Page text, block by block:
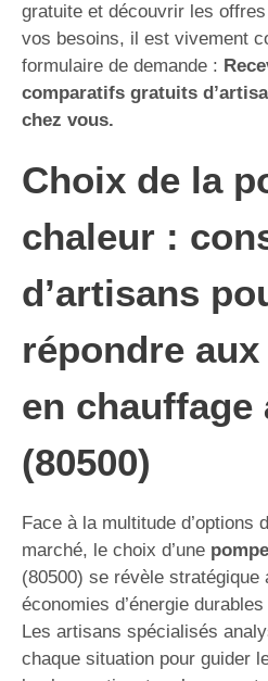
gratuite et découvrir les
vos besoins, il est vivement
formulaire de demande :
comparatifs gratuits
chez vous.
Choix de la
chaleur :
d’artisans
répondre
en chauffage
(80500)
Face à la multitude d’options
marché, le choix d’une
(80500) se révèle stratégique
économies d’énergie
Les artisans spécialisés
chaque situation pour guider